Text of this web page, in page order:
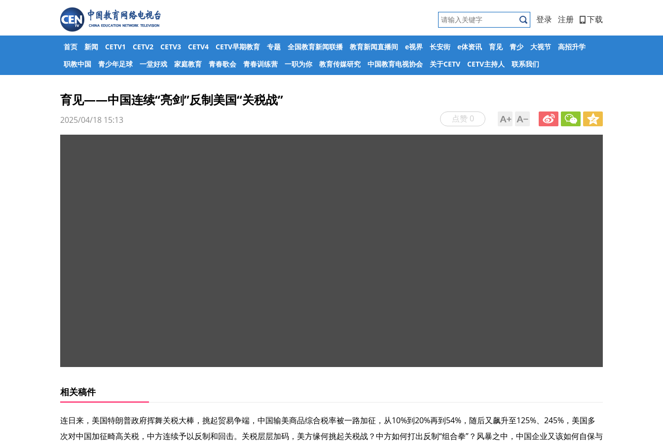
登录 注册 下载
首页 新闻 CETV1 CETV2 CETV3 CETV4 CETV早期教育 专题 全国教育新闻联播 教育新闻直播间 e视界 长安街 e体资讯 育见 青少 大视节
高招升学
职教中国
青少年足球 一堂好戏 家庭教育 青春歌会 青春训练营 一职为你 教育传媒研究 中国教育电视协会 关于CETV CETV主持人 联系我们
育见——中国连续“亮剑”反制美国“关税战”
点赞 0
2025/04/18 15:13
相关稿件
连日来，美国特朗普政府挥舞关税大棒，挑起贸易争端，中国输美商品综合税率被一路加征，从10%到20%再到54%，随后又飙升至125%、245%，美国多
次对中国加征畸高关税，中方连续予以反制和回击。关税层层加码，美方缘何挑起关税战？中方如何打出反制“组合拳”？风暴之中，中国企业又该如何自保与